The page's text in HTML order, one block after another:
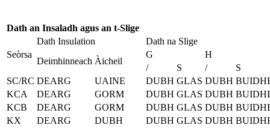
Dath an Insaladh agus an t-Slige
Seòrsa
Dath Insulation
Dath na Slige
Deimhinneach Àicheil
G
H
/
S /
S
SC/RC DEARG UAINE DUBH GLAS DUBH
KCA
DEARG GORM DUBH GLAS DUBH
KCB
DEARG GORM DUBH GLAS DUBH
KX
DEARG DUBH DUBH GLAS DUBH